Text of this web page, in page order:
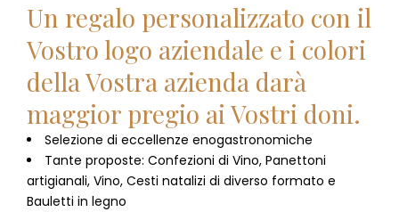
Un regalo personalizzato con il
Vostro logo aziendale e i colori
della Vostra azienda darà
maggior pregio ai Vostri doni.
Selezione di eccellenze enogastronomiche
Tante proposte: Confezioni di Vino, Panettoni
artigianali, Vino, Cesti natalizi di diverso formato e
Bauletti in legno